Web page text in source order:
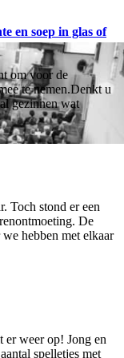
en soep in glas of
om voor de
te nemen.Denkt u
gezinnen wat
Toch stond er een
De
hebben met elkaar
er weer op! Jong en
spelletjes met